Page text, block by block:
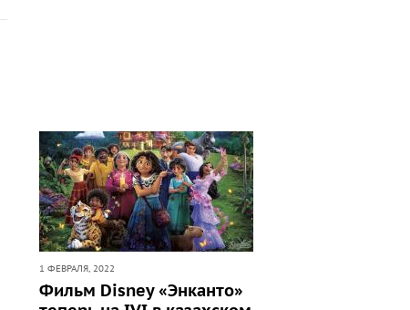
1 ФЕВРАЛЯ, 2022
Фильм Disney «Энканто»